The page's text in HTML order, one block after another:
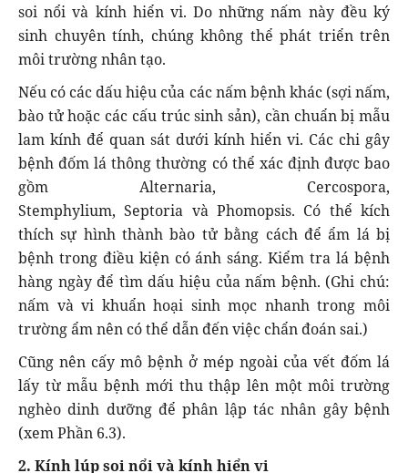
soi nổi và kính hiển vi. Do những nấm này đều ký
sinh chuyên tính, chúng không thể phát triển trên
môi trường nhân tạo.
Nếu có các dấu hiệu của các nấm bệnh khác (sợi nấm,
bào tử hoặc các cấu trúc sinh sản), cần chuẩn bị mẫu
lam kính để quan sát dưới kính hiển vi. Các chi gây
bệnh đốm lá thông thường có thể xác định được bao
gồm Alternaria, Cercospora,
Stemphylium, Septoria và Phomopsis. Có thể kích
thích sự hình thành bào tử bằng cách để ẩm lá bị
bệnh trong điều kiện có ánh sáng. Kiểm tra lá bệnh
hàng ngày để tìm dấu hiệu của nấm bệnh. (Ghi chú:
nấm và vi khuẩn hoại sinh mọc nhanh trong môi
trường ẩm nên có thể dẫn đến việc chẩn đoán sai.)
Cũng nên cấy mô bệnh ở mép ngoài của vết đốm lá
lấy từ mẫu bệnh mới thu thập lên một môi trường
nghèo dinh dưỡng để phân lập tác nhân gây bệnh
(xem Phần 6.3).
2. Kính lúp soi nổi và kính hiển vi